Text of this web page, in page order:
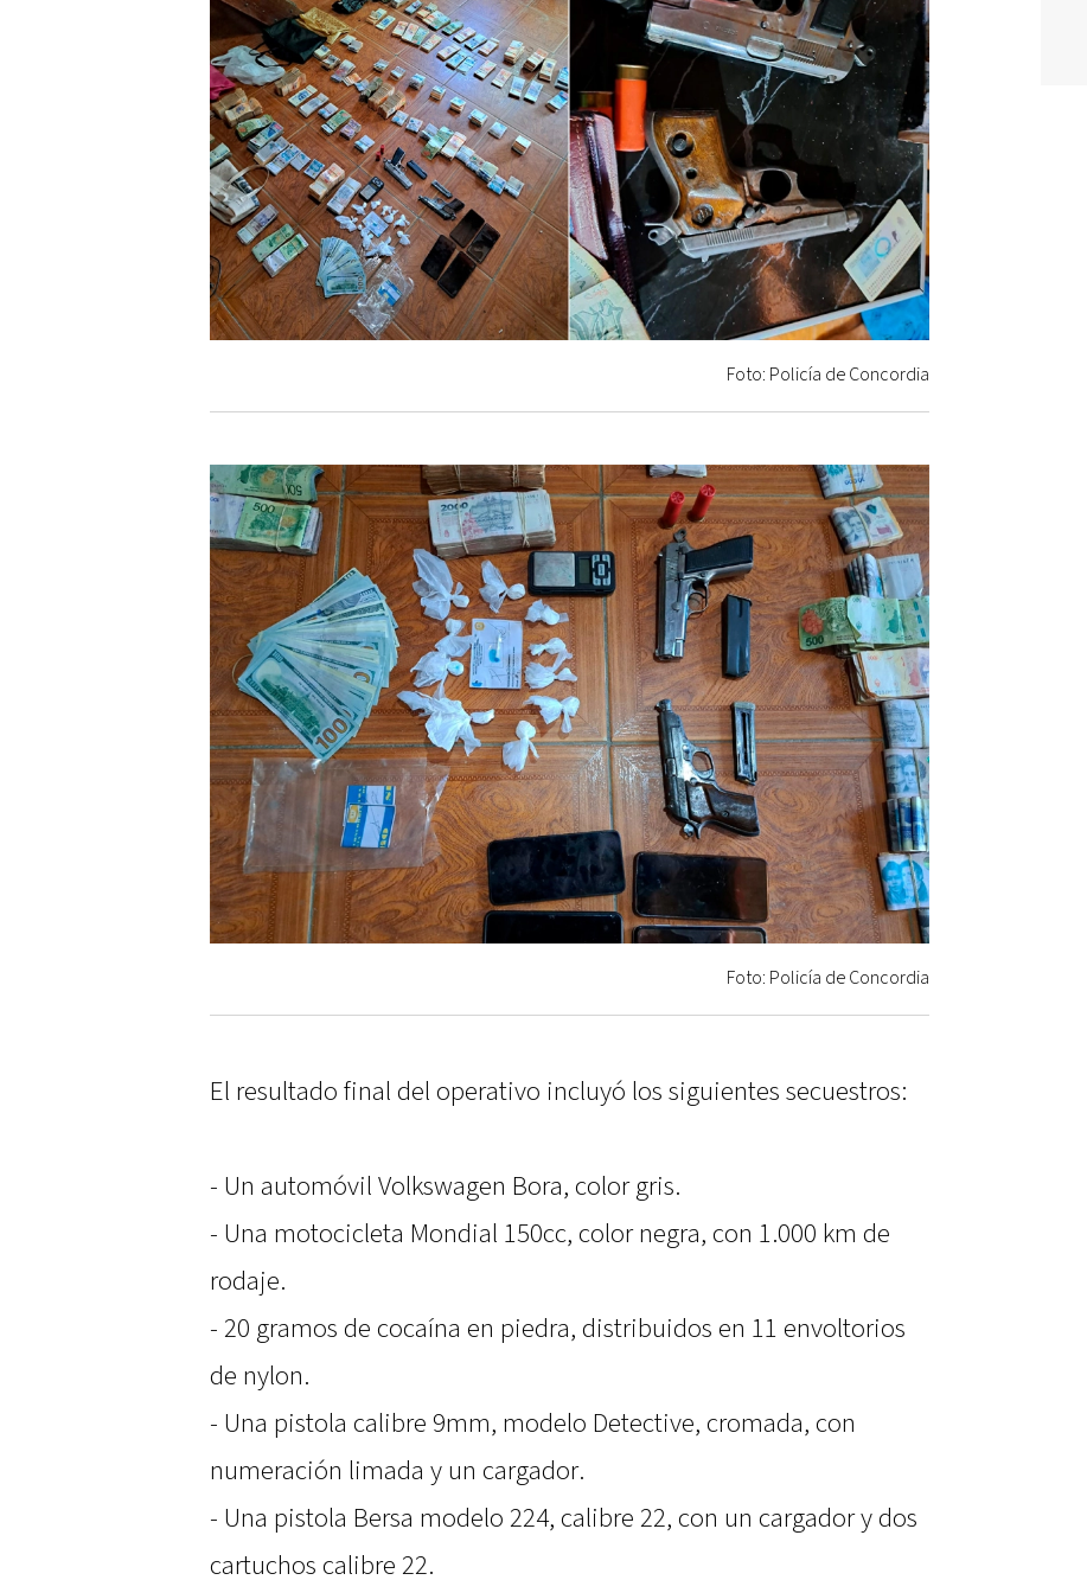
Foto: Policía de Concordia
Foto: Policía de Concordia
El resultado final del operativo incluyó los siguientes secuestros:
- Un automóvil Volkswagen Bora, color gris.
- Una motocicleta Mondial 150cc, color negra, con 1.000 km de
rodaje.
- 20 gramos de cocaína en piedra, distribuidos en 11 envoltorios
de nylon.
- Una pistola calibre 9mm, modelo Detective, cromada, con
numeración limada y un cargador.
- Una pistola Bersa modelo 224, calibre 22, con un cargador y dos
cartuchos calibre 22.